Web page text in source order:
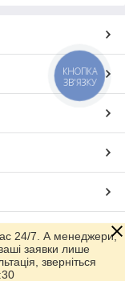
24/7. А менеджери,
заявки лише
зверніться
КНОПКА
ЗВ'ЯЗКУ